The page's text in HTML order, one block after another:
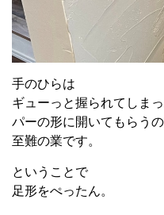
手のひらは
ギューっと握られてしま
パーの形に開いてもらう
至難の業です。
ということで
足形をぺったん。